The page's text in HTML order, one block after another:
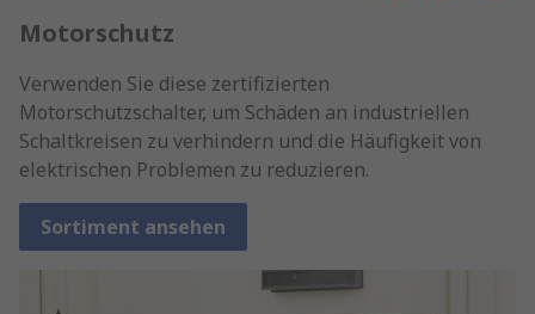
Motorschutz
Verwenden Sie diese zertifizierten
Motorschutzschalter, um Schäden an industriellen
Schaltkreisen zu verhindern und die Häufigkeit von
elektrischen Problemen zu reduzieren.
Sortiment ansehen